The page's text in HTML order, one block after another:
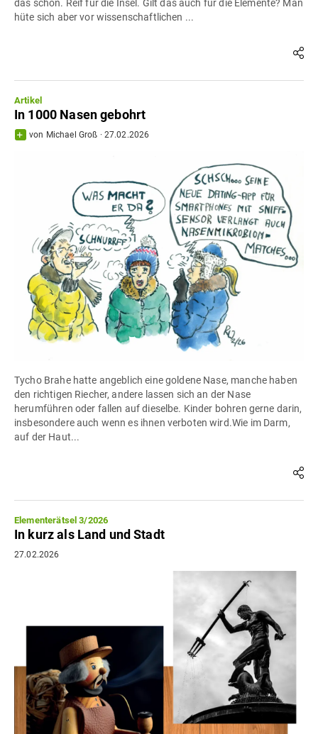
das schon. Reif für die Insel. Gilt das auch für die Elemente? Man
hüte sich aber vor wissenschaftlichen ...
Artikel
In 1000 Nasen gebohrt
von Michael Groß · 27.02.2026
Tycho Brahe hatte angeblich eine goldene Nase, manche haben
den richtigen Riecher, andere lassen sich an der Nase
herumführen oder fallen auf dieselbe. Kinder bohren gerne darin,
insbesondere auch wenn es ihnen verboten wird.Wie im Darm,
auf der Haut...
Elementerätsel 3/2026
In kurz als Land und Stadt
27.02.2026